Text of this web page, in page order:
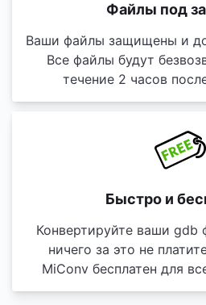
Файлы под
Ваши файлы защищены и
Все файлы будут
течение 2 часов
Быстро и
Конвертируйте ваши gdb
ничего за это не
MiConv бесплатен для